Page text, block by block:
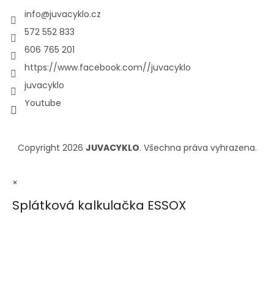
info@juvacyklo.cz
572 552 833
606 765 201
https://www.facebook.com//juvacyklo
juvacyklo
Youtube
Copyright 2026 JUVACYKLO. Všechna práva vyhrazena.
×
Splátková kalkulačka ESSOX